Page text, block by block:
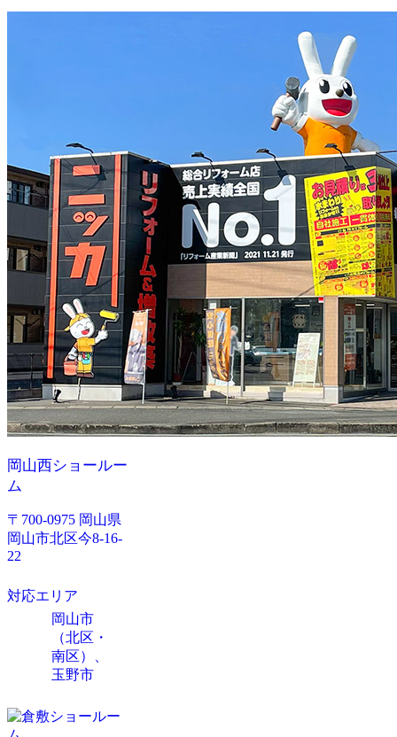
岡山西ショールー
ム
〒700-0975 岡山県
岡山市北区今8-16-
22
対応エリア
岡山市
（北区・
南区）、
玉野市